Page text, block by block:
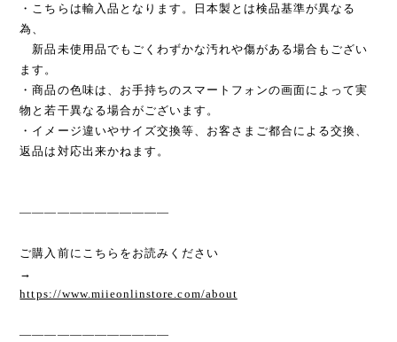
・こちらは輸入品となります。日本製とは検品基準が異なる
為、
新品未使用品でもごくわずかな汚れや傷がある場合もござい
ます。
・商品の色味は、お手持ちのスマートフォンの画面によって実
物と若干異なる場合がございます。
・イメージ違いやサイズ交換等、お客さまご都合による交換、
返品は対応出来かねます。
————————————
ご購入前にこちらをお読みください
→
https://www.miieonlinstore.com/about
————————————